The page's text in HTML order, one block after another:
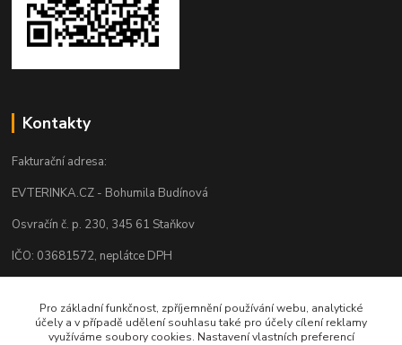
Kontakty
Fakturační adresa:
EVTERINKA.CZ - Bohumila Budínová
Osvračín č. p. 230, 345 61 Staňkov
IČO: 03681572, neplátce DPH
Odesíláme přes:
Pro základní funkčnost, zpříjemnění používání webu, analytické
účely a v případě udělení souhlasu také pro účely cílení reklamy
využíváme soubory cookies. Nastavení vlastních preferencí